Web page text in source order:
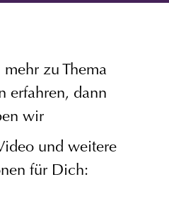
zu Thema
erfahren, dann
wir
und weitere
für Dich: